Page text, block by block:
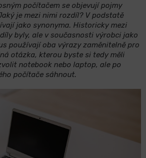
počítačem se objevují pojmy
je mezi nimi rozdíl? V podstatě
jako synonyma. Historicky mezi
byly, ale v současnosti výrobci jako
používají oba výrazy zaměnitelně pro
otázka, kterou byste si tedy měli
notebook nebo laptop, ale po
počítače sáhnout.